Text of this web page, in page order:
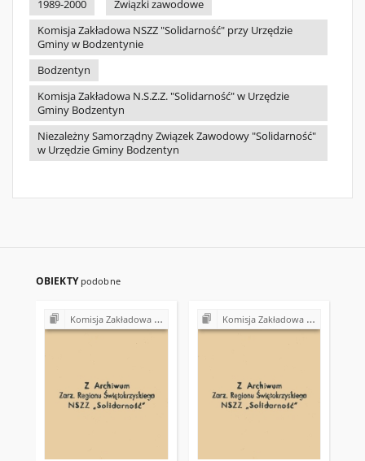
1989-2000
Związki zawodowe
Komisja Zakładowa NSZZ "Solidarność" przy Urzędzie
Gminy w Bodzentynie
Bodzentyn
Komisja Zakładowa N.S.Z.Z. "Solidarność" w Urzędzie
Gminy Bodzentyn
Niezależny Samorządny Związek Zawodowy "Solidarność"
w Urzędzie Gminy Bodzentyn
OBIEKTY podobne
Komisja Zakładowa NSZZ "Solidarność" przy Urzędzie Gminy w Bodzentynie Komisja Zakładowa NSZZ "Solidarność" przy Urzędzie Gminy w Bodzentynie